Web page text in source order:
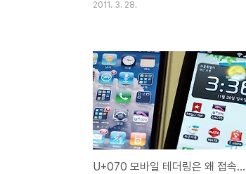
서 APP STORE에서 검색하니 대만 라디오
청취에 최적화 된 앱이 있었다. Taiwan
Radio라는 앱 그리고 안드로이드 마켓에는
Tadio라는 앱이 있다. 왼쪽은 안드로이드
Tadio 첫번째 페이지 이미지 그리고 오른쪽
은 아이폰에 Radio TW 스플레시 이미지 이
다 사용법은 간단하다. 목록에서 방송채널을
2011. 3. 28.
U+070 모바일 테더링은 왜 접속이 안될까?